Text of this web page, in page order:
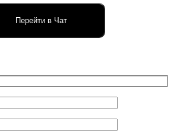
Перейти в Чат